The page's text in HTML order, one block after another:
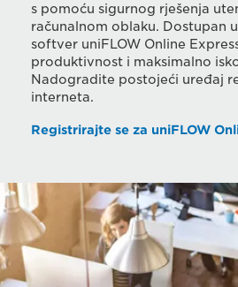
s pomoću sigurnog rješenja
računalnom oblaku. Dostupan
softver uniFLOW Online
produktivnost i maksimalno
Nadogradite postojeći uređaj
interneta.
Registrirajte se za uniFLOW